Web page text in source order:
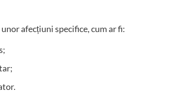
afecțiuni specifice, cum ar fi: